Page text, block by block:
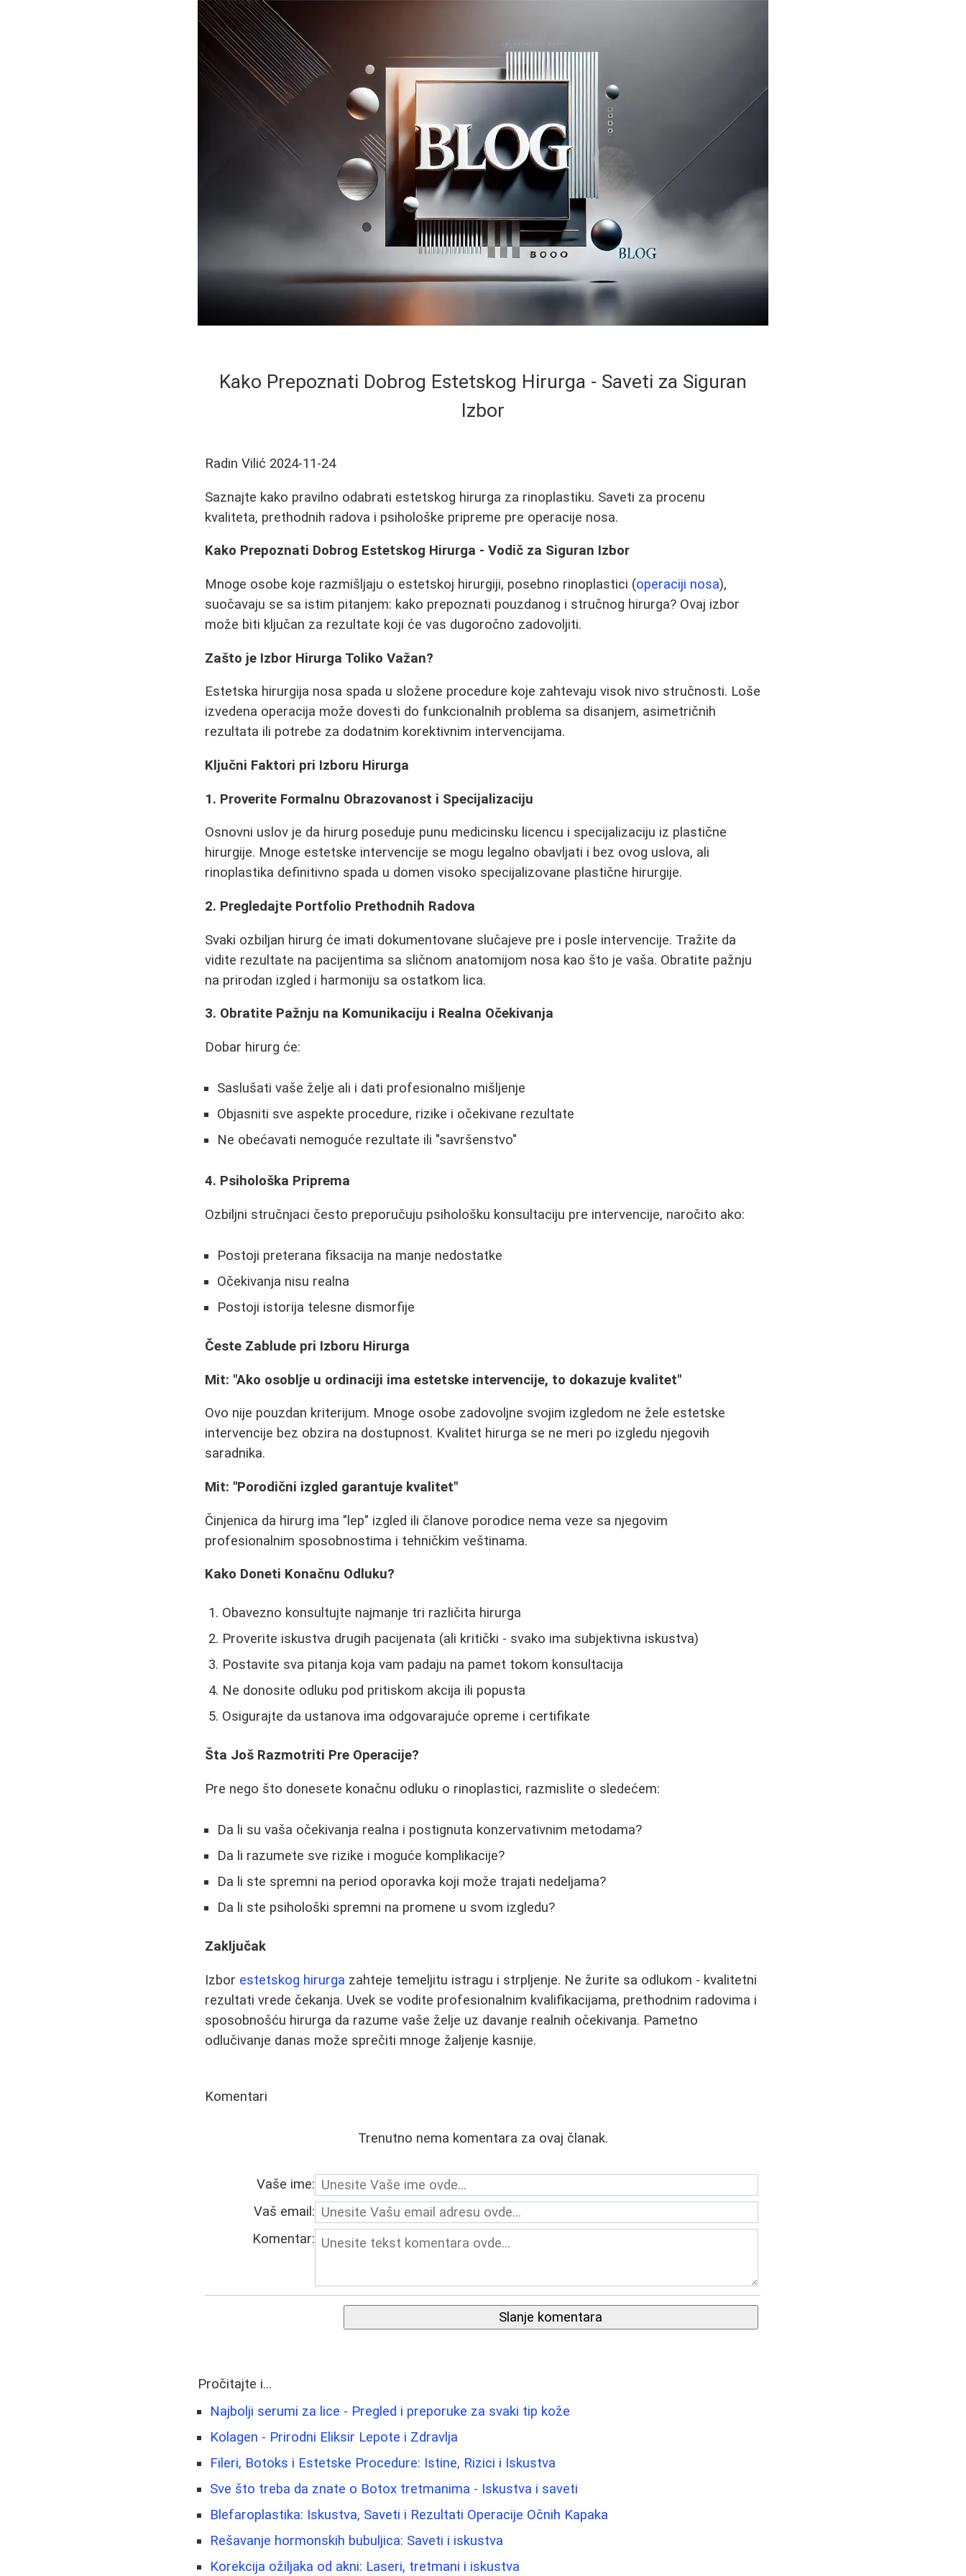
Kako Prepoznati Dobrog Estetskog Hirurga - Saveti za Siguran
Izbor
Radin Vilić 2024-11-24
Saznajte kako pravilno odabrati estetskog hirurga za rinoplastiku. Saveti za procenu
kvaliteta, prethodnih radova i psihološke pripreme pre operacije nosa.
Kako Prepoznati Dobrog Estetskog Hirurga - Vodič za Siguran Izbor
Mnoge osobe koje razmišljaju o estetskoj hirurgiji, posebno rinoplastici (operaciji nosa),
suočavaju se sa istim pitanjem: kako prepoznati pouzdanog i stručnog hirurga? Ovaj izbor
može biti ključan za rezultate koji će vas dugoročno zadovoljiti.
Zašto je Izbor Hirurga Toliko Važan?
Estetska hirurgija nosa spada u složene procedure koje zahtevaju visok nivo stručnosti. Loše
izvedena operacija može dovesti do funkcionalnih problema sa disanjem, asimetričnih
rezultata ili potrebe za dodatnim korektivnim intervencijama.
Ključni Faktori pri Izboru Hirurga
1. Proverite Formalnu Obrazovanost i Specijalizaciju
Osnovni uslov je da hirurg poseduje punu medicinsku licencu i specijalizaciju iz plastične
hirurgije. Mnoge estetske intervencije se mogu legalno obavljati i bez ovog uslova, ali
rinoplastika definitivno spada u domen visoko specijalizovane plastične hirurgije.
2. Pregledajte Portfolio Prethodnih Radova
Svaki ozbiljan hirurg će imati dokumentovane slučajeve pre i posle intervencije. Tražite da
vidite rezultate na pacijentima sa sličnom anatomijom nosa kao što je vaša. Obratite pažnju
na prirodan izgled i harmoniju sa ostatkom lica.
3. Obratite Pažnju na Komunikaciju i Realna Očekivanja
Dobar hirurg će:
Saslušati vaše želje ali i dati profesionalno mišljenje
Objasniti sve aspekte procedure, rizike i očekivane rezultate
Ne obećavati nemoguće rezultate ili "savršenstvo"
4. Psihološka Priprema
Ozbiljni stručnjaci često preporučuju psihološku konsultaciju pre intervencije, naročito ako:
Postoji preterana fiksacija na manje nedostatke
Očekivanja nisu realna
Postoji istorija telesne dismorfije
Česte Zablude pri Izboru Hirurga
Mit: "Ako osoblje u ordinaciji ima estetske intervencije, to dokazuje kvalitet"
Ovo nije pouzdan kriterijum. Mnoge osobe zadovoljne svojim izgledom ne žele estetske
intervencije bez obzira na dostupnost. Kvalitet hirurga se ne meri po izgledu njegovih
saradnika.
Mit: "Porodični izgled garantuje kvalitet"
Činjenica da hirurg ima "lep" izgled ili članove porodice nema veze sa njegovim
profesionalnim sposobnostima i tehničkim veštinama.
Kako Doneti Konačnu Odluku?
Obavezno konsultujte najmanje tri različita hirurga
Proverite iskustva drugih pacijenata (ali kritički - svako ima subjektivna iskustva)
Postavite sva pitanja koja vam padaju na pamet tokom konsultacija
Ne donosite odluku pod pritiskom akcija ili popusta
Osigurajte da ustanova ima odgovarajuće opreme i certifikate
Šta Još Razmotriti Pre Operacije?
Pre nego što donesete konačnu odluku o rinoplastici, razmislite o sledećem:
Da li su vaša očekivanja realna i postignuta konzervativnim metodama?
Da li razumete sve rizike i moguće komplikacije?
Da li ste spremni na period oporavka koji može trajati nedeljama?
Da li ste psihološki spremni na promene u svom izgledu?
Zaključak
Izbor estetskog hirurga zahteje temeljitu istragu i strpljenje. Ne žurite sa odlukom - kvalitetni
rezultati vrede čekanja. Uvek se vodite profesionalnim kvalifikacijama, prethodnim radovima i
sposobnošću hirurga da razume vaše želje uz davanje realnih očekivanja. Pametno
odlučivanje danas može sprečiti mnoge žaljenje kasnije.
Komentari
Trenutno nema komentara za ovaj članak.
Vaše ime:
Vaš email:
Komentar:
Slanje komentara
Pročitajte i...
Najbolji serumi za lice - Pregled i preporuke za svaki tip kože
Kolagen - Prirodni Eliksir Lepote i Zdravlja
Fileri, Botoks i Estetske Procedure: Istine, Rizici i Iskustva
Sve što treba da znate o Botox tretmanima - Iskustva i saveti
Blefaroplastika: Iskustva, Saveti i Rezultati Operacije Očnih Kapaka
Rešavanje hormonskih bubuljica: Saveti i iskustva
Korekcija ožiljaka od akni: Laseri, tretmani i iskustva